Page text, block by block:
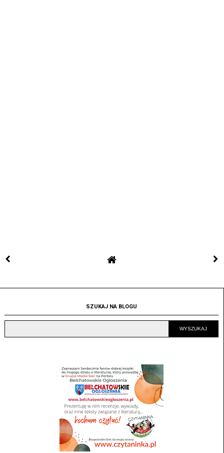
SZUKAJ NA BLOGU